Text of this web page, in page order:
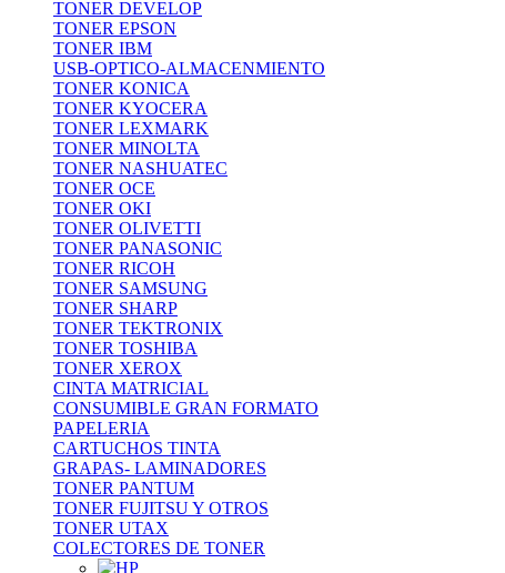
TONER DEVELOP
TONER EPSON
TONER IBM
USB-OPTICO-ALMACENMIENTO
TONER KONICA
TONER KYOCERA
TONER LEXMARK
TONER MINOLTA
TONER NASHUATEC
TONER OCE
TONER OKI
TONER OLIVETTI
TONER PANASONIC
TONER RICOH
TONER SAMSUNG
TONER SHARP
TONER TEKTRONIX
TONER TOSHIBA
TONER XEROX
CINTA MATRICIAL
CONSUMIBLE GRAN FORMATO
PAPELERIA
CARTUCHOS TINTA
GRAPAS- LAMINADORES
TONER PANTUM
TONER FUJITSU Y OTROS
TONER UTAX
COLECTORES DE TONER